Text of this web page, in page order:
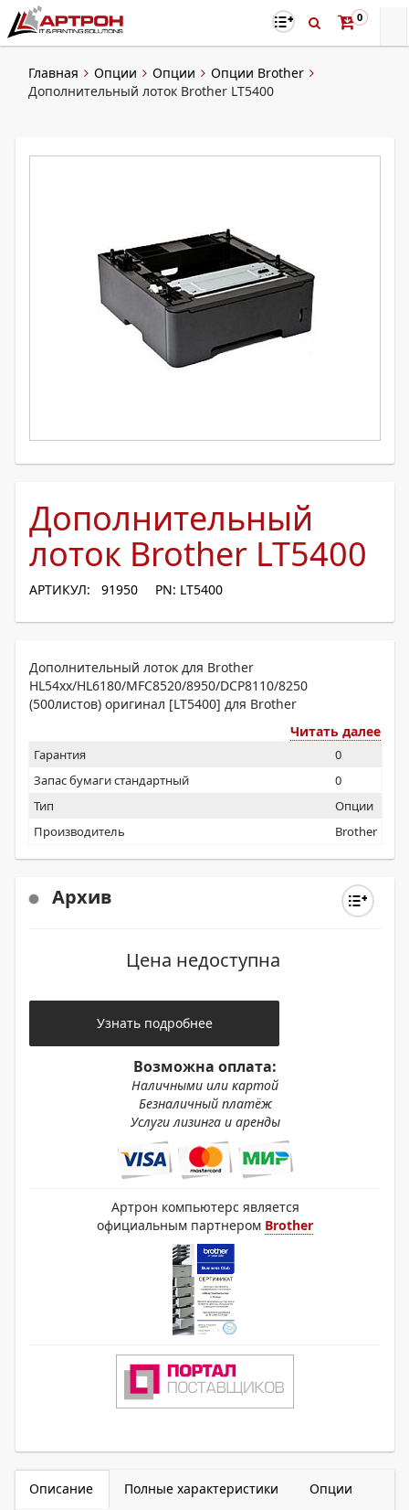
0
Главная Опции Опции
Опции Brother
Дополнительный лоток Brother LT5400
Дополнительный
лоток Brother LT5400
АРТИКУЛ: 91950 PN: LT5400
Дополнительный лоток для Brother
HL54хх/HL6180/MFC8520/8950/DCP8110/8250
(500листов) оригинал [LT5400] для Brother
Читать далее
Гарантия
0
Запас бумаги стандартный
0
Тип
Опции
Производитель
Brother
Архив
Цена недоступна
Узнать подробнее
Возможна оплата:
Наличными или картой
Безналичный платёж
Услуги лизинга и аренды
Артрон компьютерс является
официальным партнером Brother
Описание Полные характеристики Опции